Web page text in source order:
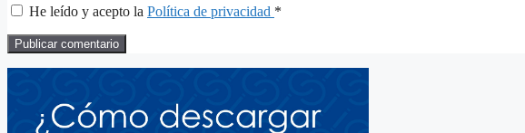
He leído y acepto la Política de privacidad *